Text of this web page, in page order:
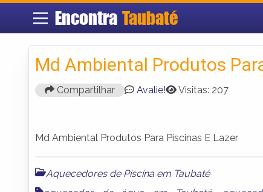
Encontra Taubaté
Md Ambiental Produtos
Compartilhar Avalie! Visitas: 207
Md Ambiental Produtos Para Piscinas E Lazer
Aquecedores de Piscina em Taubaté